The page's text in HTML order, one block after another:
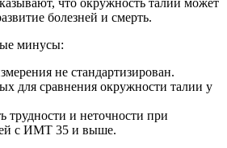
болезней и смерть.
минусы:
не стандартизирован.
для сравнения окружности талии у
трудности и неточности при
с ИМТ 35 и выше.